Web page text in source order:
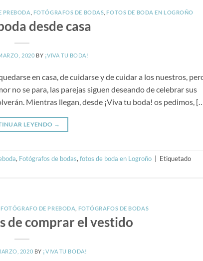
PREBODA FOTÓGRAFOS DE BODAS ,FOTOS DE BODA EN LOGROÑO
desde casa
2020 BY ¡VIVA TU BODA!
en casa, de cuidarse y de cuidar a los nuestros,
no se para, las parejas siguen deseando de celebrar sus
Mientras llegan, desde ¡Viva tu boda! os pedimos,
LEYENDO →
, Fotógrafos de bodas,fotos de boda en Logroño
Etiquetado
,FOTÓGRAFO DE PREBODA FOTÓGRAFOS DE BODAS
de comprar el vestido
2020 BY ¡VIVA TU BODA!